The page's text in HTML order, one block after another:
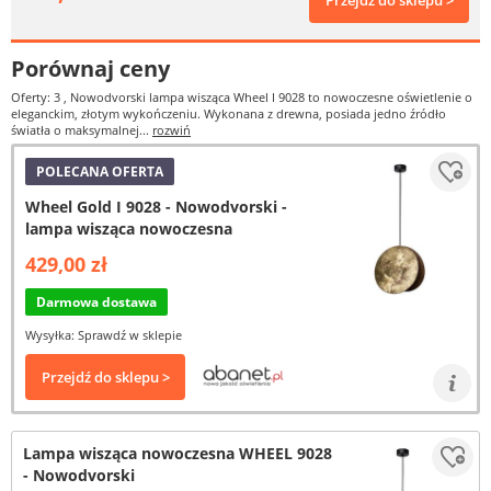
Porównaj ceny
Oferty: 3 , Nowodvorski lampa wisząca Wheel I 9028 to nowoczesne oświetlenie o
eleganckim, złotym wykończeniu. Wykonana z drewna, posiada jedno źródło
światła o maksymalnej... rozwiń
POLECANA OFERTA
Wheel Gold I 9028 - Nowodvorski -
lampa wisząca nowoczesna
429,00 zł
Darmowa dostawa
Wysyłka: Sprawdź w sklepie
Przejdź do sklepu >
Lampa wisząca nowoczesna WHEEL 9028
- Nowodvorski